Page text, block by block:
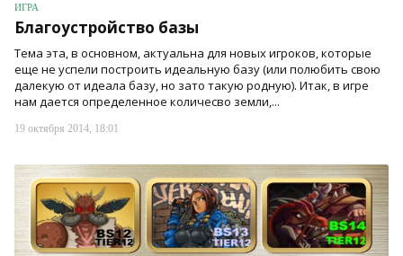
ИГРА
Благоустройство базы
Тема эта, в основном, актуальна для новых игроков, которые
еще не успели построить идеальную базу (или полюбить свою
далекую от идеала базу, но зато такую родную). Итак, в игре
нам дается определенное количесво земли,...
19 октября 2014, 18:01